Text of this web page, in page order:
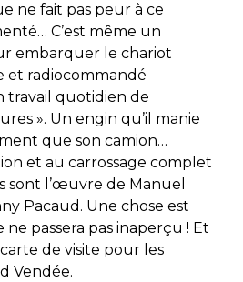
ne fait pas peur à ce
C’est même un
embarquer le chariot
et radiocommandé
travail quotidien de
». Un engin qu’il manie
que son camion…
et au carrossage complet
sont l’œuvre de Manuel
Pacaud. Une chose est
passera pas inaperçu ! Et
de visite pour les
Vendée.